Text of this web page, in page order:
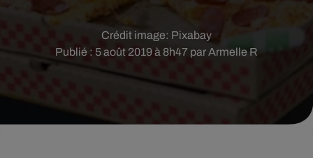
Publié : 5 août 2019 à 8h47 par Armelle R
Crédit image: Pixabay